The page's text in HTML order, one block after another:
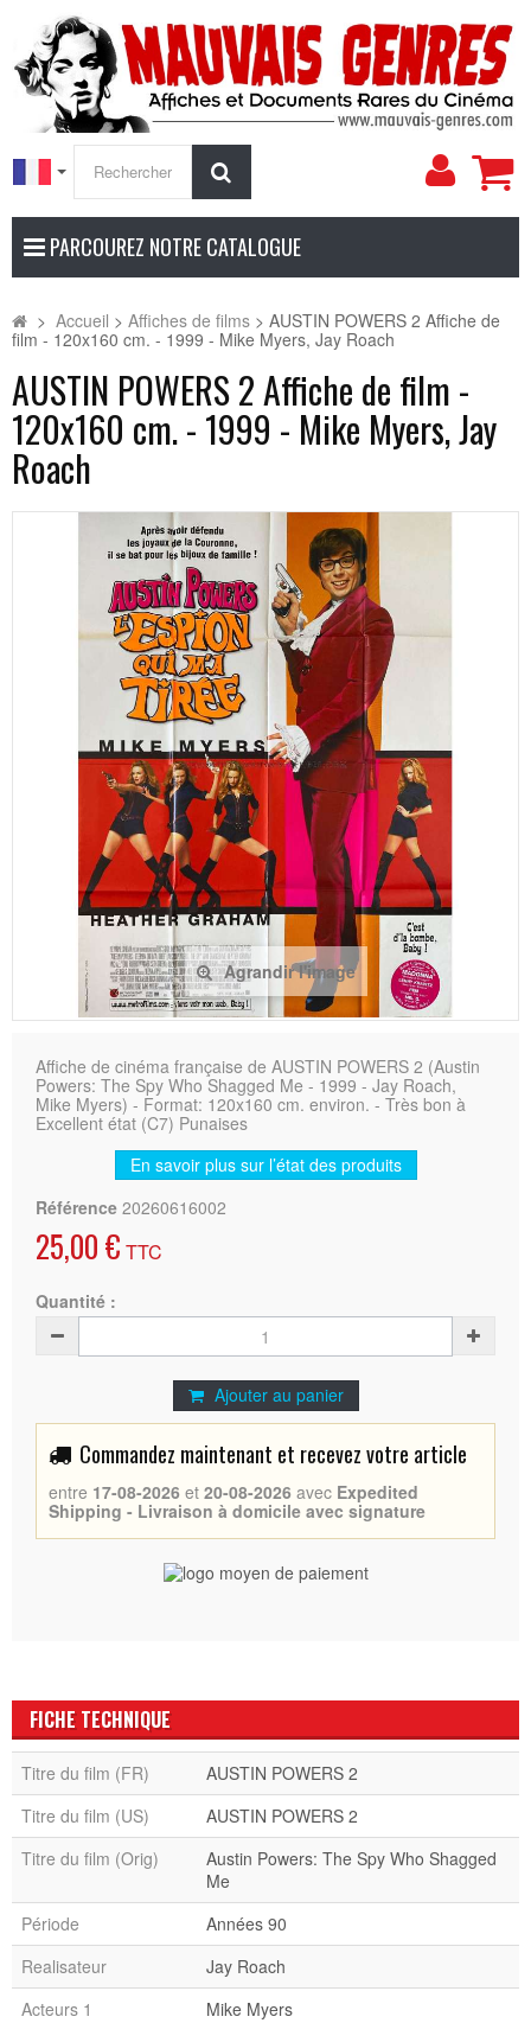
Mon
PARCOUREZ NOTRE CATALOGUE
> Accueil > Affiches de films > AUSTIN POWERS 2 Affiche de
film - 120x160 cm. - 1999 - Mike Myers, Jay Roach
AUSTIN POWERS 2 Affiche de film -
120x160 cm. - 1999 - Mike Myers, Jay
Roach
Agrandir l'image
Affiche de cinéma française de AUSTIN POWERS 2 (Austin
Powers: The Spy Who Shagged Me - 1999 - Jay Roach,
Mike Myers) - Format: 120x160 cm. environ. - Très bon à
Excellent état (C7) Punaises
En savoir plus sur l’état des produits
Référence 20260616002
25,00 € TTC
Quantité :
Ajouter au panier
Commandez maintenant et recevez votre article
entre 17-08-2026 et 20-08-2026 avec Expedited
Shipping - Livraison à domicile avec signature
FICHE TECHNIQUE
Titre du film (FR)
AUSTIN POWERS 2
Titre du film (US)
AUSTIN POWERS 2
Titre du film (Orig)
Austin Powers: The Spy Who Shagged
Me
Période
Années 90
Realisateur
Jay Roach
Acteurs 1
Mike Myers